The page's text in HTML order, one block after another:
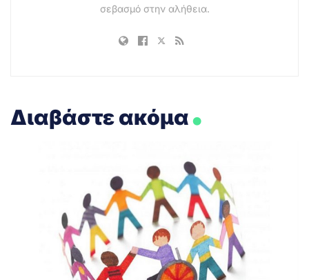
σεβασμό στην αλήθεια.
Διαβάστε ακόμα.